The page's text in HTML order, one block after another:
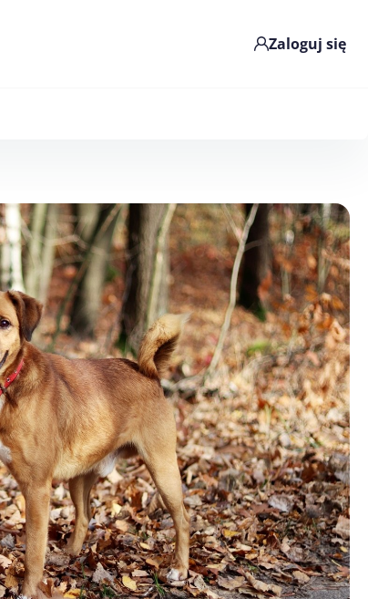
Zaloguj się